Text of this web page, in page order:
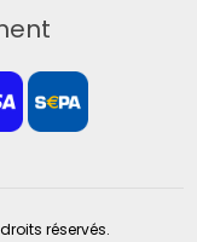
réservés.